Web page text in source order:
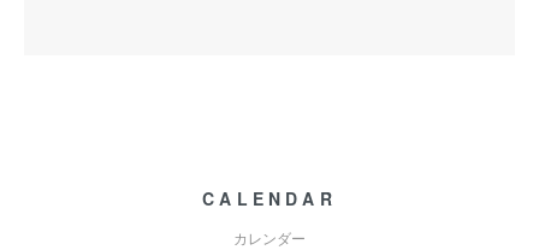
CALENDAR
カレンダー